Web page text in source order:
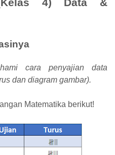
4) Data &
cara penyajian data
dan diagram gambar).
Matematika berikut!